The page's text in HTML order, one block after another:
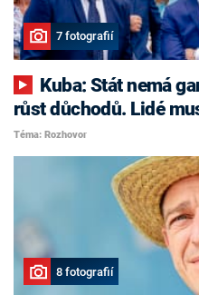
7 fotografií
růst důchodů. Lidé
Téma: Rozhovor
8 fotografií